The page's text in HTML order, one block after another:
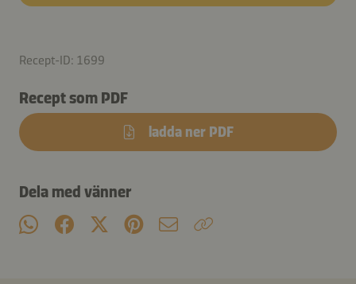
Recept-ID: 1699
Recept som PDF
ladda ner PDF
Dela med vänner